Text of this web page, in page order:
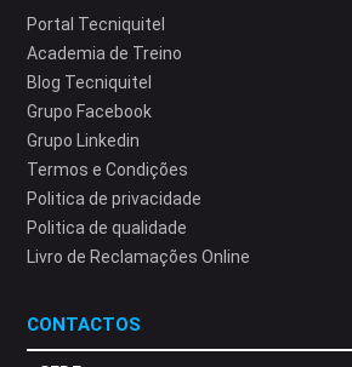
Portal Tecniquitel
Academia de Treino
Blog Tecniquitel
Grupo Facebook
Grupo Linkedin
Termos e Condições
Politica de privacidade
Politica de qualidade
Livro de Reclamações Online
CONTACTOS